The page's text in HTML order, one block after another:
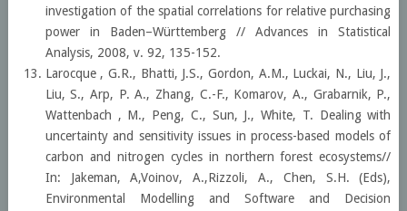
investigation of the spatial correlations for relative purchasing
power in Baden–Württemberg // Advances in Statistical
Analysis, 2008, v. 92, 135-152.
Larocque , G.R., Bhatti, J.S., Gordon, A.M., Luckai, N., Liu, J.,
Liu, S., Arp, P. A., Zhang, C.-F., Komarov, A., Grabarnik, P.,
Wattenbach , M., Peng, C., Sun, J., White, T. Dealing with
uncertainty and sensitivity issues in process-based models of
carbon and nitrogen cycles in northern forest ecosystems//
In: Jakeman, A,Voinov, A.,Rizzoli, A., Chen, S.H. (Eds),
Environmental Modelling and Software and Decision